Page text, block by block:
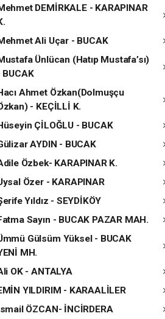
DEMİRKALE - KARAPINAR
Ali Uçar - BUCAK
Ünlücan (Hatıp Mustafa’sı)
BUCAK
Ahmet Özkan(Dolmuşçu
- KEÇİLLİ K.
ÇİLOĞLU - BUCAK
AYDIN - BUCAK
Özbek- KARAPINAR K.
Özer - KARAPINAR
Yıldız - SEYDİKÖY
Sayın - BUCAK PAZAR MAH.
Gülsüm Yüksel - BUCAK
MH.
OK - ANTALYA
YILDIRIM - KARAALİLER
ÖZCAN- İNCİRDERA